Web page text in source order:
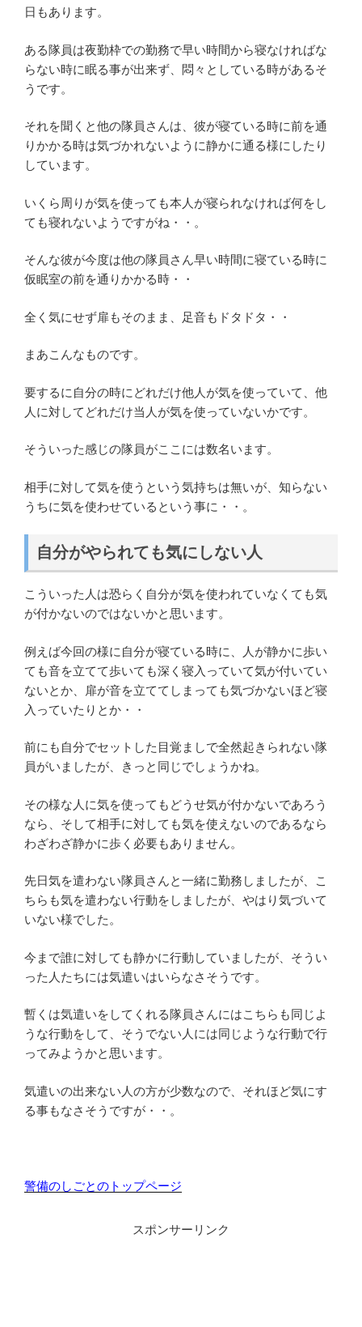
日もあります。
ある隊員は夜勤枠での勤務で早い時間から寝なければな
らない時に眠る事が出来ず、悶々としている時があるそ
うです。
それを聞くと他の隊員さんは、彼が寝ている時に前を通
りかかる時は気づかれないように静かに通る様にしたり
しています。
いくら周りが気を使っても本人が寝られなければ何をし
ても寝れないようですがね・・。
そんな彼が今度は他の隊員さん早い時間に寝ている時に
仮眠室の前を通りかかる時・・
全く気にせず扉もそのまま、足音もドタドタ・・
まあこんなものです。
要するに自分の時にどれだけ他人が気を使っていて、他
人に対してどれだけ当人が気を使っていないかです。
そういった感じの隊員がここには数名います。
相手に対して気を使うという気持ちは無いが、知らない
うちに気を使わせているという事に・・。
自分がやられても気にしない人
こういった人は恐らく自分が気を使われていなくても気
が付かないのではないかと思います。
例えば今回の様に自分が寝ている時に、人が静かに歩い
ても音を立てて歩いても深く寝入っていて気が付いてい
ないとか、扉が音を立ててしまっても気づかないほど寝
入っていたりとか・・
前にも自分でセットした目覚ましで全然起きられない隊
員がいましたが、きっと同じでしょうかね。
その様な人に気を使ってもどうせ気が付かないであろう
なら、そして相手に対しても気を使えないのであるなら
わざわざ静かに歩く必要もありません。
先日気を遣わない隊員さんと一緒に勤務しましたが、こ
ちらも気を遣わない行動をしましたが、やはり気づいて
いない様でした。
今まで誰に対しても静かに行動していましたが、そうい
った人たちには気遣いはいらなさそうです。
暫くは気遣いをしてくれる隊員さんにはこちらも同じよ
うな行動をして、そうでない人には同じような行動で行
ってみようかと思います。
気遣いの出来ない人の方が少数なので、それほど気にす
る事もなさそうですが・・。
警備のしごとのトップページ
スポンサーリンク